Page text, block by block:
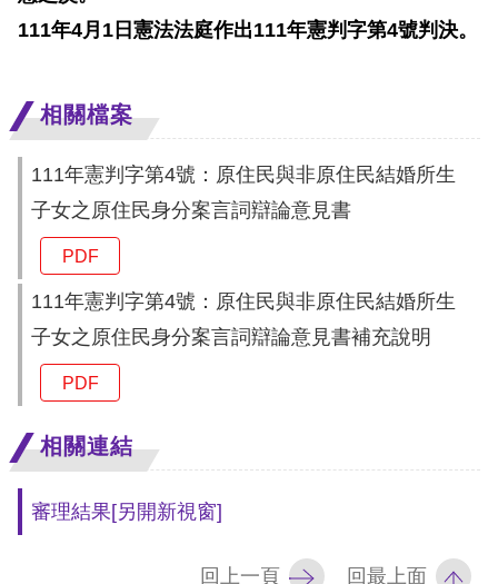
資
料
無
障
捷
鍵
請
選
擇
111年4月 1 日憲法法庭作出111年憲判字第4號判決。
相關檔案
111年憲判字第4號：原住民與非原住民結婚所生
子女之原住民身分案言詞辯論意見書
PDF
111年憲判字第4號：原住民與非原住民結婚所生
子女之原住民身分案言詞辯論意見書補充說明
PDF
相關連結
審理結果[另開新視窗]
回上一頁 回最上面